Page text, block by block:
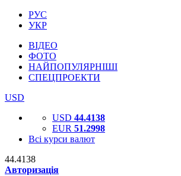
РУС
УКР
ВІДЕО
ФОТО
НАЙПОПУЛЯРНІШІ
СПЕЦПРОЕКТИ
USD
USD 44.4138
EUR 51.2998
Всі курси валют
44.4138
Авторизація